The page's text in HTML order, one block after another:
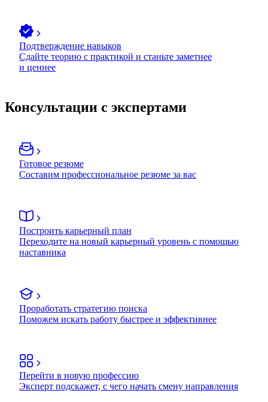
Подтверждение навыков
Сдайте теорию с практикой и станьте заметнее
и ценнее
Консультации с экспертами
Готовое резюме
Составим профессиональное резюме за вас
Построить карьерный план
Переходите на новый карьерный уровень с помощью
наставника
Проработать стратегию поиска
Поможем искать работу быстрее и эффективнее
Перейти в новую профессию
Эксперт подскажет, с чего начать смену направления